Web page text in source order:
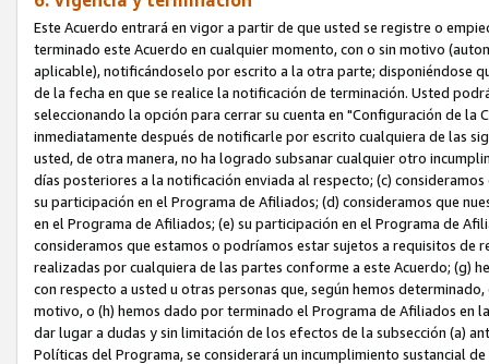
Este Acuerdo entrará en vigor a partir de que usted se registre o
terminado este Acuerdo en cualquier momento, con o sin motivo
aplicable), notificándoselo por escrito a la otra parte; disponiéndose
de la fecha en que se realice la notificación de terminación. Usted
seleccionando la opción para cerrar su cuenta en "Configuración de
inmediatamente después de notificarle por escrito cualquiera de las
usted, de otra manera, no ha logrado subsanar cualquier otro
días posteriores a la notificación enviada al respecto; (c)
su participación en el Programa de Afiliados; (d) consideramos que
en el Programa de Afiliados; (e) su participación en el Programa de
consideramos que estamos o podríamos estar sujetos a requisitos de
realizadas por cualquiera de las partes conforme a este Acuerdo; (g)
con respecto a usted u otras personas que, según hemos
motivo, o (h) hemos dado por terminado el Programa de Afiliados en
dar lugar a dudas y sin limitación de los efectos de la subsección (a)
Políticas del Programa, se considerará un incumplimiento sustancial